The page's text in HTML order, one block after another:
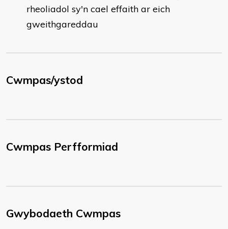
rheoliadol sy'n cael effaith ar eich
gweithgareddau
Cwmpas/ystod
Cwmpas Perfformiad
Gwybodaeth Cwmpas